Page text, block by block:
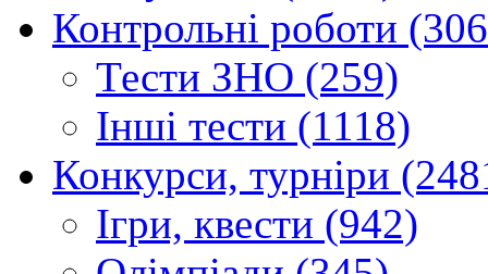
Контрольні роботи
Тести ЗНО (259)
Інші тести (1118)
Конкурси, турніри
Ігри, квести (942)